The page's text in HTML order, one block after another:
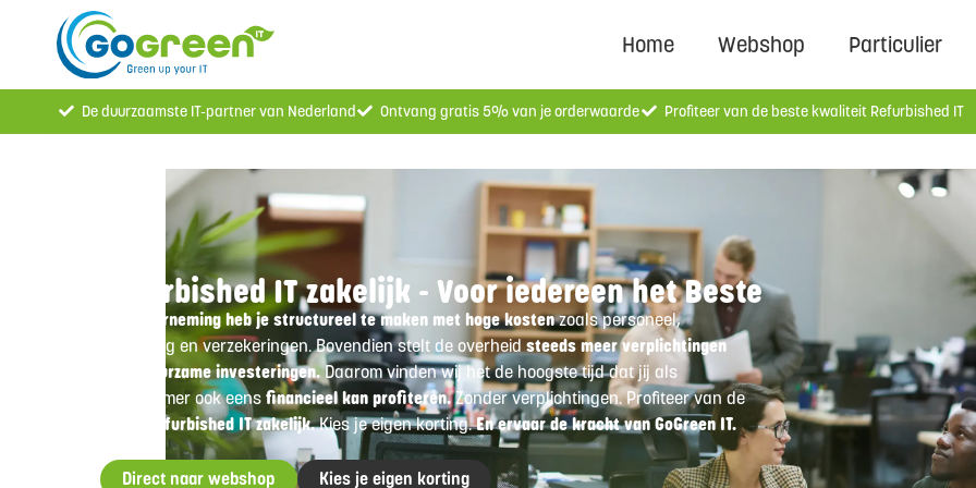
Home Webshop Particulier
De duurzaamste IT-partner van Nederland Ontvang gratis 5% van je orderwaarde Profiteer van de beste kwaliteit Refurbished IT
Refurbished IT zakelijk - Voor iedereen het Beste
Als onderneming heb je structureel te maken met hoge kostenzoals personeel,
marketing en verzekeringen. Bovendien stelt de overheidsteeds meer verplichtingen
zoals duurzame investeringen.Daarom vinden wij het de hoogste tijd dat jij als
ondernemer ook eensfinancieel kan profiteren.Zonder verplichtingen. Profiteer van de
beste Refurbished IT zakelijk.Kies je eigen korting.En ervaar de kracht van GoGreen IT.
Direct naar webshop Kies je eigen korting